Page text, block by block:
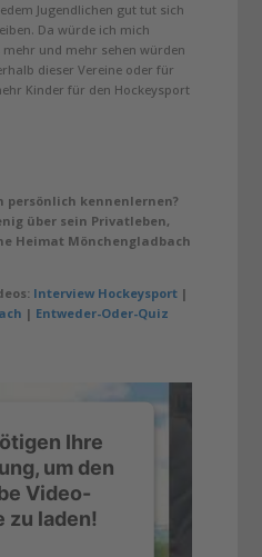
Jugendlichen gut tut sich
Da würde ich mich
und mehr sehen würden
dieser Vereine oder für
Kinder für den Hockeysport
persönlich kennenlernen?
über sein Privatleben,
Heimat Mönchengladbach
Interview Hockeysport|
| Entweder-Oder-Quiz
Ihre
um den
Video-
zu laden!